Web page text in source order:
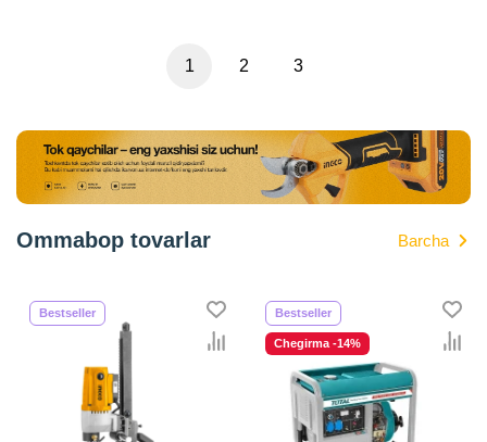
1 2 3
Ommabop tovarlar Barcha
Bestseller Bestseller
Chegirma -14%